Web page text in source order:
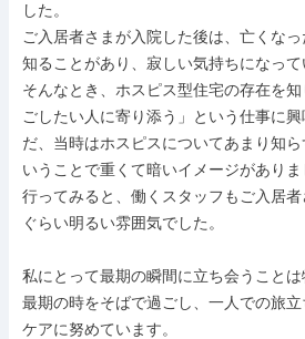
した。
ご入居者さまが入院した後は、亡くな
知ることがあり、寂しい気持ちになって
そんなとき、ホスピス型住宅の存在を
ごしたい人に寄り添う」という仕事に
だ、当時はホスピスについてあまり知
いうことで重くて暗いイメージがあり
行ってみると、働くスタッフもご入居
ぐらい明るい雰囲気でした。
私にとって最期の瞬間に立ち会うことは
最期の時をそばで過ごし、一人での旅
ケアに努めています。